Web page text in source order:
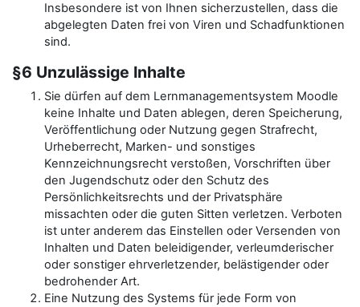
Insbesondere ist von Ihnen sicherzustellen, dass die
abgelegten Daten frei von Viren und Schadfunktionen
sind.
§6 Unzulässige Inhalte
Sie dürfen auf dem Lernmanagementsystem Moodle
keine Inhalte und Daten ablegen, deren Speicherung,
Veröffentlichung oder Nutzung gegen Strafrecht,
Urheberrecht, Marken- und sonstiges
Kennzeichnungsrecht verstoßen, Vorschriften über
den Jugendschutz oder den Schutz des
Persönlichkeitsrechts und der Privatsphäre
missachten oder die guten Sitten verletzen. Verboten
ist unter anderem das Einstellen oder Versenden von
Inhalten und Daten beleidigender, verleumderischer
oder sonstiger ehrverletzender, belästigender oder
bedrohender Art.
Eine Nutzung des Systems für jede Form von